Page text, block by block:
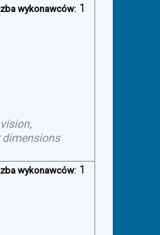
wykonawców: 1
dimensions
wykonawców: 1